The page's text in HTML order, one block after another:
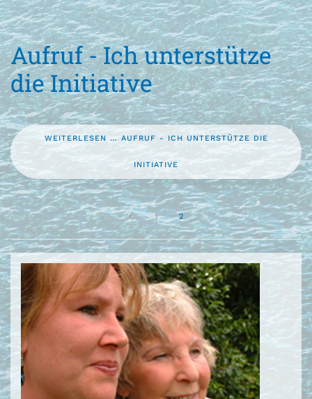
Aufruf - Ich unterstütze
die Initiative
WEITERLESEN … AUFRUF - ICH UNTERSTÜTZE DIE
INITIATIVE
1 2